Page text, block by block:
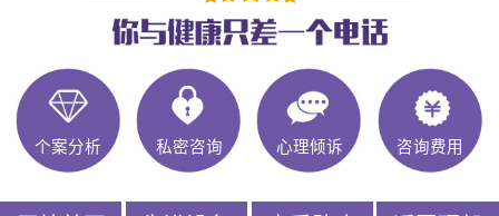
个案分析 私密咨询 心理倾诉 咨询费用